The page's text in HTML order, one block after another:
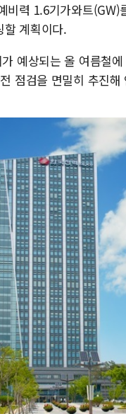
비력 1.6기가와트
할 계획이다.
예상되는 올 여름철
점검을 면밀히 추진